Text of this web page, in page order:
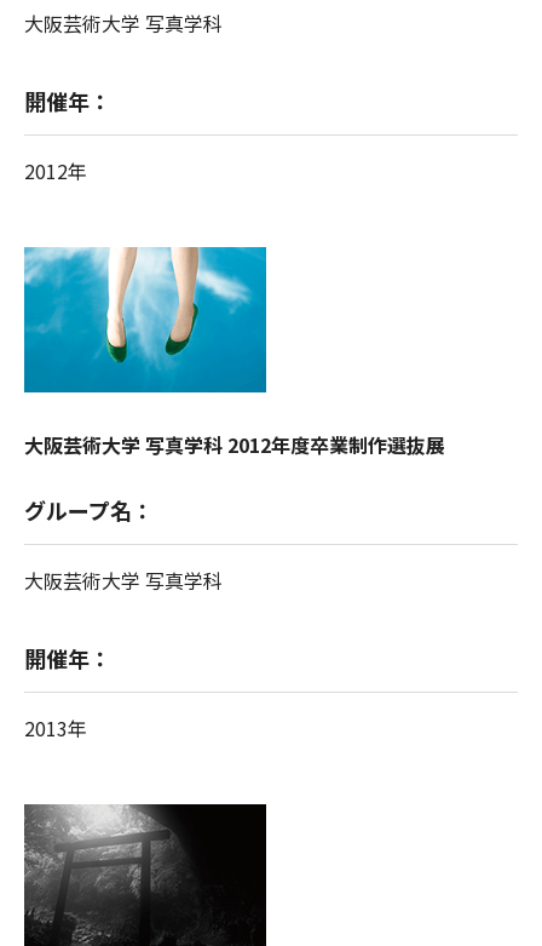
大阪芸術大学 写真学科
開催年：
2012年
大阪芸術大学 写真学科 2012年度卒業制作選抜展
グループ名：
大阪芸術大学 写真学科
開催年：
2013年